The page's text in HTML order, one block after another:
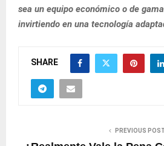
sea un equipo económico o de
invirtiendo en una tecnología
SHARE
PREVIOUS